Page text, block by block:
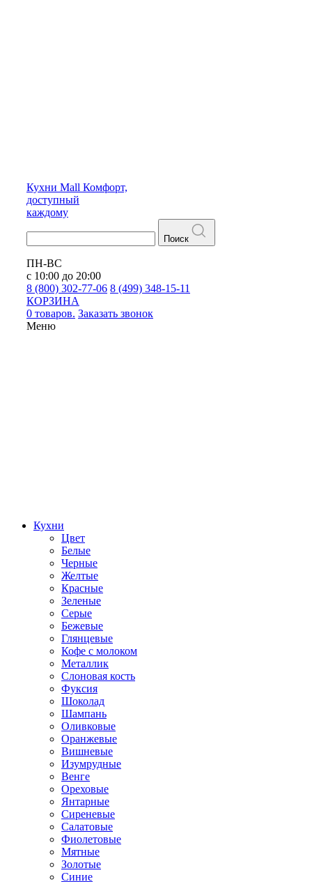
Кухни Mall Комфорт,
доступный
каждому
Поиск
ПН-ВС
с 10:00 до 20:00
8 (800) 302-77-06 8 (499) 348-15-11
КОРЗИНА
0 товаров. Заказать звонок
Меню
Кухни
Цвет
Белые
Черные
Желтые
Красные
Зеленые
Серые
Бежевые
Глянцевые
Кофе с молоком
Металлик
Слоновая кость
Фуксия
Шоколад
Шампань
Оливковые
Оранжевые
Вишневые
Изумрудные
Венге
Ореховые
Янтарные
Сиреневые
Салатовые
Фиолетовые
Мятные
Золотые
Синие